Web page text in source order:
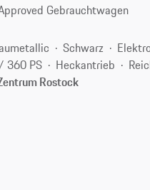
Gebrauchtwagen
Schwarz
360 PS
Heckantrieb
Rostock